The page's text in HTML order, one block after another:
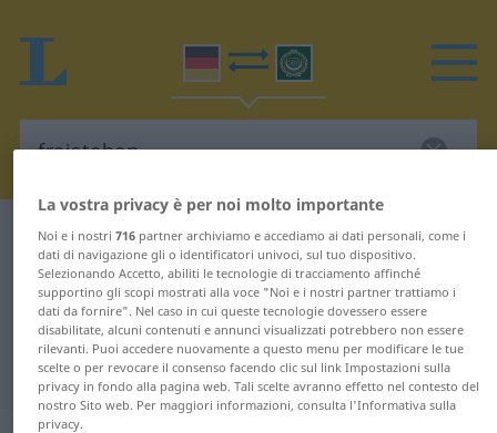
Dizionario Tedesco-Arabo freistehen
Traduzione Tedesco-Arabo per
"freistehen"
"freistehen" traduzione Arabo
La vostra privacy è per noi molto importante
Noi e i nostri 716partner archiviamo e accediamo ai dati personali, come i
dati di navigazione gli o identificatori univoci, sul tuo dispositivo.
Selezionando Accetto, abiliti le tecnologie di tracciamento affinché
supportino gli scopi mostrati alla voce "Noi e i nostri partner trattiamo i
dati da fornire". Nel caso in cui queste tecnologie dovessero essere
disabilitate, alcuni contenuti e annunci visualizzati potrebbero non essere
rilevanti. Puoi accedere nuovamente a questo menu per modificare le tue
scelte o per revocare il consenso facendo clic sul link Impostazioni sulla
privacy in fondo alla pagina web. Tali scelte avranno effetto nel contesto del
nostro Sito web. Per maggiori informazioni, consulta l'Informativa sulla
privacy.